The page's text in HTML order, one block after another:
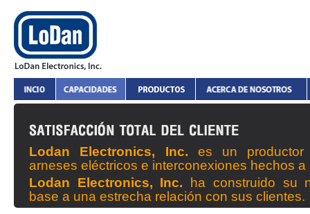
Lodan Electronics, Inc. es un
arneses eléctricos e interconexiones hechos a
Lodan Electronics, Inc.
ha construido su
base a una estrecha relación con sus clientes.